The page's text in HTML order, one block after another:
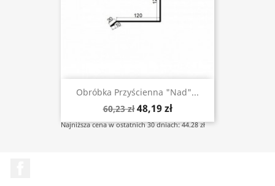
Obróbka Przyścienna "nad"...
60,23 zł 48,19 zł
Najniższa cena w ostatnich 30 dniach: 44.28 zł